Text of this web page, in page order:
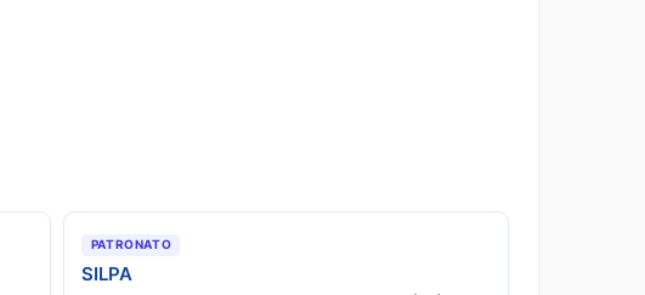
PATRONATO
SILPA